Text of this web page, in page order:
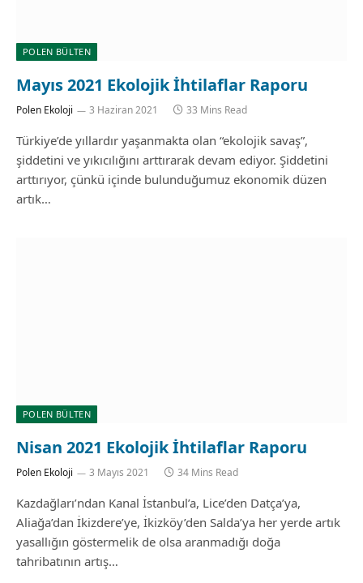
POLEN BÜLTEN
Mayıs 2021 Ekolojik İhtilaflar Raporu
Polen Ekoloji 3 Haziran 2021 33 Mins Read
Türkiye’de yıllardır yaşanmakta olan “ekolojik savaş”,
şiddetini ve yıkıcılığını arttırarak devam ediyor. Şiddetini
arttırıyor, çünkü içinde bulunduğumuz ekonomik düzen
artık…
POLEN BÜLTEN
Nisan 2021 Ekolojik İhtilaflar Raporu
Polen Ekoloji 3 Mayıs 2021 34 Mins Read
Kazdağları’ndan Kanal İstanbul’a, Lice’den Datça’ya,
Aliağa’dan İkizdere’ye, İkizköy’den Salda’ya her yerde artık
yasallığın göstermelik de olsa aranmadığı doğa
tahribatının artış…